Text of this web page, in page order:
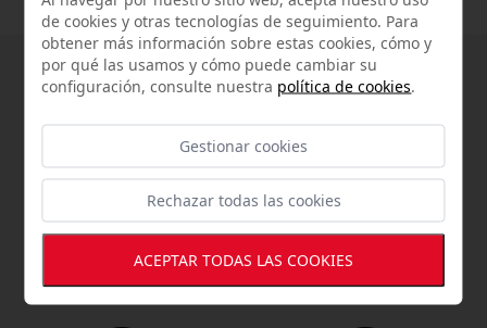
SUPERIORES A 100€
Solo en el ámbito nacional
peninsular.
devoluciónsin
penalización
desde la fecha de entrega
de cookies y otras tecnologías de seguimiento. Para
obtener más información sobre estas cookies, cómo y
por qué las usamos y cómo puede cambiar su
configuración, consulte nuestra política de cookies.
Gestionar cookies
Rechazar todas las cookies
ACEPTAR TODAS LAS COOKIES